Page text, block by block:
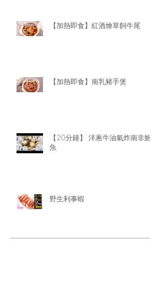
【加熱即食】紅酒燴草飼牛尾
【加熱即食】南乳豬手煲
【20分鐘】 洋蔥牛油氣炸南非鮑
魚
野生利事蝦